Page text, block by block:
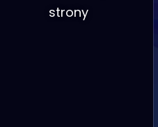
strony